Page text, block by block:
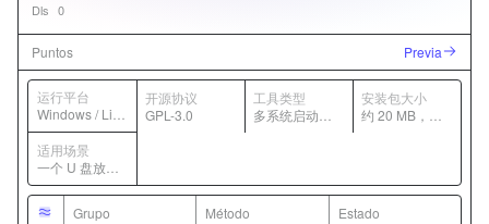
Dls 0
Puntos Previa
运行平台
Windows / Linu
x
开源协议
GPL-3.0
工具类型
多系统启动盘
安装包大小
约 20 MB，随
适用场景
一个 U 盘放多
个 ISO 镜像启
动
Grupo Método
Estado